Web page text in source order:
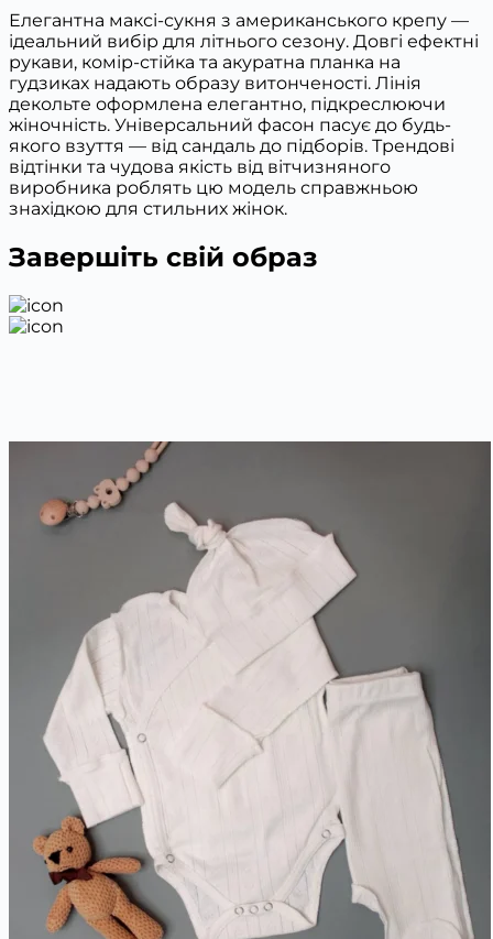
Елегантна максі-сукня з американського крепу —
ідеальний вибір для літнього сезону. Довгі ефектні
рукави, комір-стійка та акуратна планка на
гудзиках надають образу витонченості. Лінія
декольте оформлена елегантно, підкреслюючи
жіночність. Універсальний фасон пасує до будь-
якого взуття — від сандаль до підборів. Трендові
відтінки та чудова якість від вітчизняного
виробника роблять цю модель справжньою
знахідкою для стильних жінок.
Завершіть свій образ